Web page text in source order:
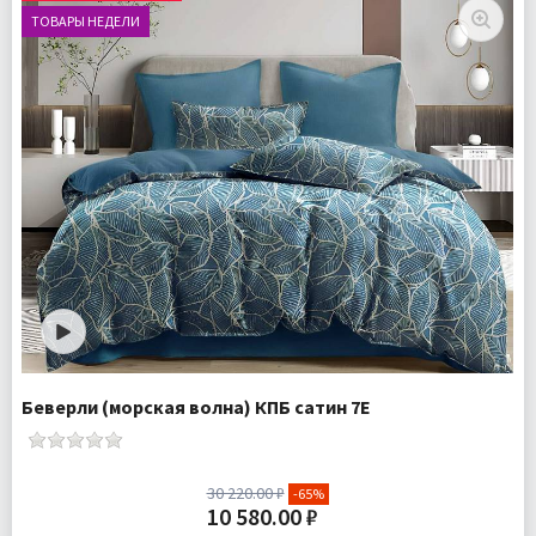
Доставка:
Бесплатно
ТОВАРЫ НЕДЕЛИ
Беверли (морская волна) КПБ сатин 7Е
30 220.00 ₽ -65%
10 580.00 ₽